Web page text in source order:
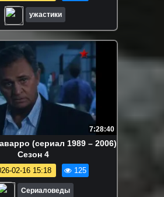
ужастики
7:28:40
(сериал 1989 – 2006)
Сезон 4
02-16 15:18 125
Сериаловеды